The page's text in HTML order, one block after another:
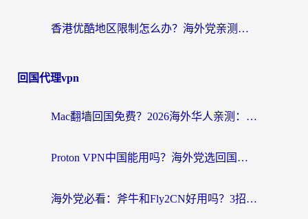
香港优酷地区限制怎么办？海外党亲测有效的追剧解决方案
回国代理vpn
Mac翻墙回国免费？2026海外华人亲测：从CCTV5直播到国内APP，这样选加速器才靠谱
Proton VPN中国能用吗？海外党选回国加速器的避坑指南（附番茄加速器实测）
海外党必看：斧牛和Fly2CN好用吗？3招教你选对回国加速器（附免费试用攻略）